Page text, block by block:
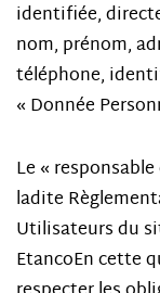
identifiée,
nom, prénom,
téléphone,
« Donnée
Le «
ladite
Utilisateurs du
EtancoEn cette